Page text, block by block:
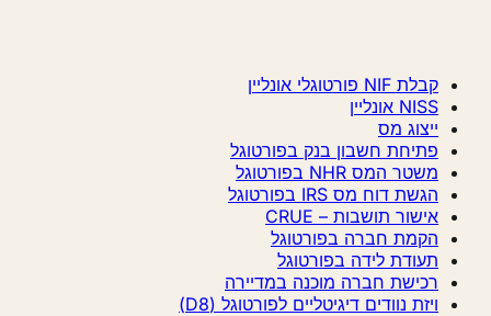
קבלת NIF פורטוגלי אונליין
NISS אונליין
ייצוג מס
פתיחת חשבון בנק בפורטוגל
משטר המס NHR בפורטוגל
הגשת דוח מס IRS בפורטוגל
אישור תושבות – CRUE
הקמת חברה בפורטוגל
תעודת לידה בפורטוגל
רכישת חברה מוכנה במדיירה
ויזת נוודים דיגיטליים לפורטוגל (D8)